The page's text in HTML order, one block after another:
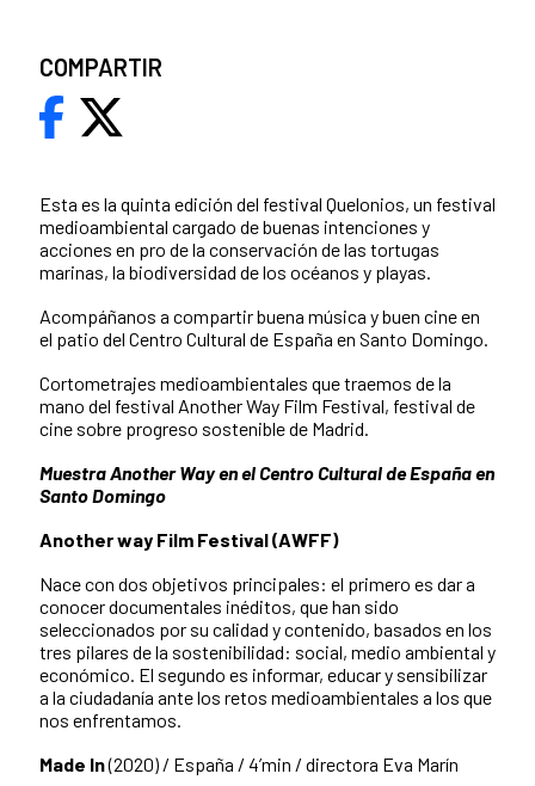
Esta es la quinta edición del festival Quelonios, un festival
medioambiental cargado de buenas intenciones y
acciones en pro de la conservación de las tortugas
marinas, la biodiversidad de los océanos y playas.
Acompáñanos a compartir buena música y buen cine en
el patio del Centro Cultural de España en Santo Domingo.
Cortometrajes medioambientales que traemos de la
mano del festival Another Way Film Festival, festival de
cine sobre progreso sostenible de Madrid.
Muestra Another Way en el Centro Cultural de España en
Santo Domingo
Another way Film Festival (AWFF)
Nace con dos objetivos principales: el primero es dar a
conocer documentales inéditos, que han sido
seleccionados por su calidad y contenido, basados en los
tres pilares de la sostenibilidad: social, medio ambiental y
económico. El segundo es informar, educar y sensibilizar
a la ciudadanía ante los retos medioambientales a los que
nos enfrentamos.
Made In(2020) / España / 4’min / directora Eva Marín
COMPARTIR